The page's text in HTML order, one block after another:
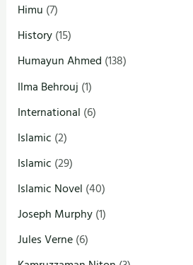
Himu (7)
History(15)
Humayun Ahmed (138)
Ilma Behrouj (1)
International (6)
Islamic (2)
Islamic (29)
Islamic Novel (40)
Joseph Murphy(1)
Jules Verne(6)